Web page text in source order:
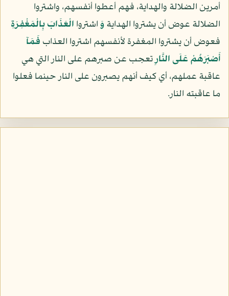
أمرين الضلالة والهداية، فهم أعطوا أنفسهم، واشتروا
الضلالة عوض أن يشتروا الهدايةوَاشتروا الْعَذَابَ بِالْمَغْفِرَةِ
فعوض أن يشتروا المغفرة لأنفسهم اشتروا العذاب فَمَآ
أَصْبَرَهُمْ عَلَى النَّارِتعجب عن صبرهم على النار التي هي
عاقبة عملهم، أي كيف أنهم يصبرون على النار حينما فعلوا
ما عاقبته النار.